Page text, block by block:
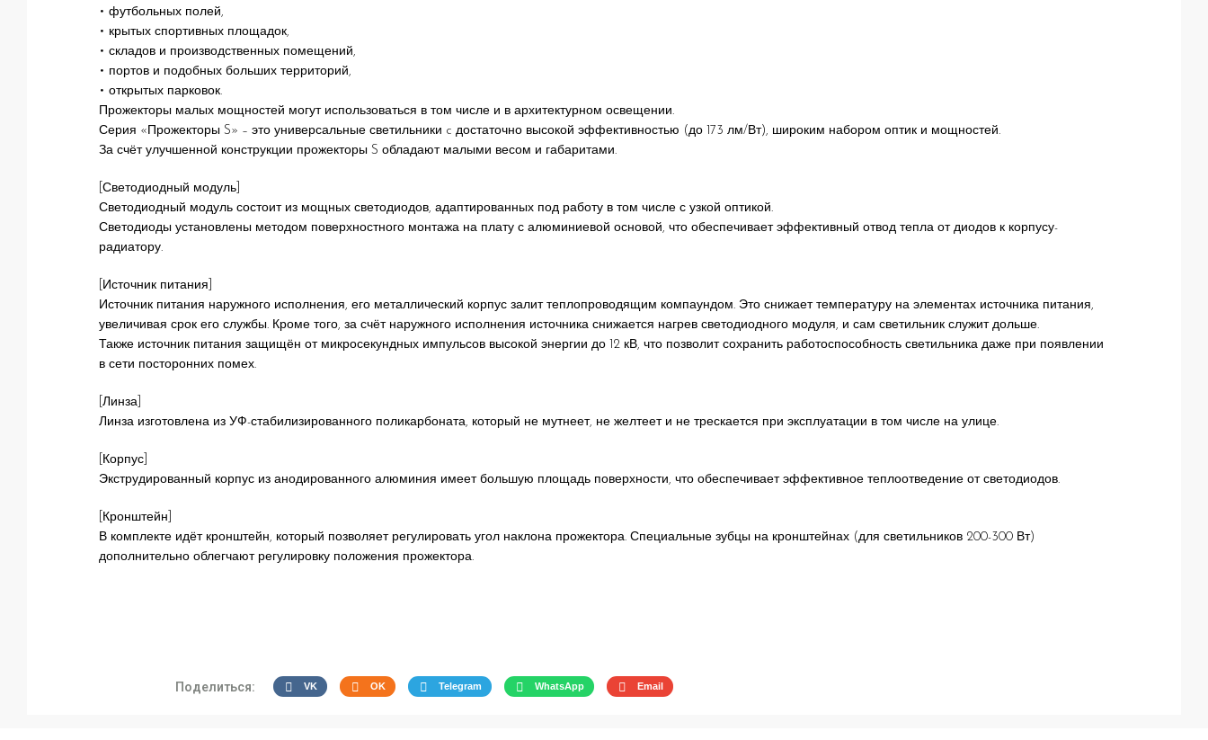
• футбольных полей,
• крытых спортивных площадок,
• складов и производственных помещений,
• портов и подобных больших территорий,
• открытых парковок.
Прожекторы малых мощностей могут использоваться в том числе и в архитектурном освещении.
Серия «Прожекторы S» – это универсальные светильники c достаточно высокой эффективностью (до 173 лм/Вт), широким набором оптик и мощностей.
За счёт улучшенной конструкции прожекторы S обладают малыми весом и габаритами.
[Светодиодный модуль]
Светодиодный модуль состоит из мощных светодиодов, адаптированных под работу в том числе с узкой оптикой.
Светодиоды установлены методом поверхностного монтажа на плату с алюминиевой основой, что обеспечивает эффективный отвод тепла от диодов к корпусу-
радиатору.
[Источник питания]
Источник питания наружного исполнения, его металлический корпус залит теплопроводящим компаундом. Это снижает температуру на элементах источника питания,
увеличивая срок его службы. Кроме того, за счёт наружного исполнения источника снижается нагрев светодиодного модуля, и сам светильник служит дольше.
Также источник питания защищён от микросекундных импульсов высокой энергии до 12 кВ, что позволит сохранить работоспособность светильника даже при появлении
в сети посторонних помех.
[Линза]
Линза изготовлена из УФ-стабилизированного поликарбоната, который не мутнеет, не желтеет и не трескается при эксплуатации в том числе на улице.
[Корпус]
Экструдированный корпус из анодированного алюминия имеет большую площадь поверхности, что обеспечивает эффективное теплоотведение от светодиодов.
[Кронштейн]
В комплекте идёт кронштейн, который позволяет регулировать угол наклона прожектора. Специальные зубцы на кронштейнах (для светильников 200-300 Вт)
дополнительно облегчают регулировку положения прожектора.
Поделиться: VK OK Telegram WhatsApp Email